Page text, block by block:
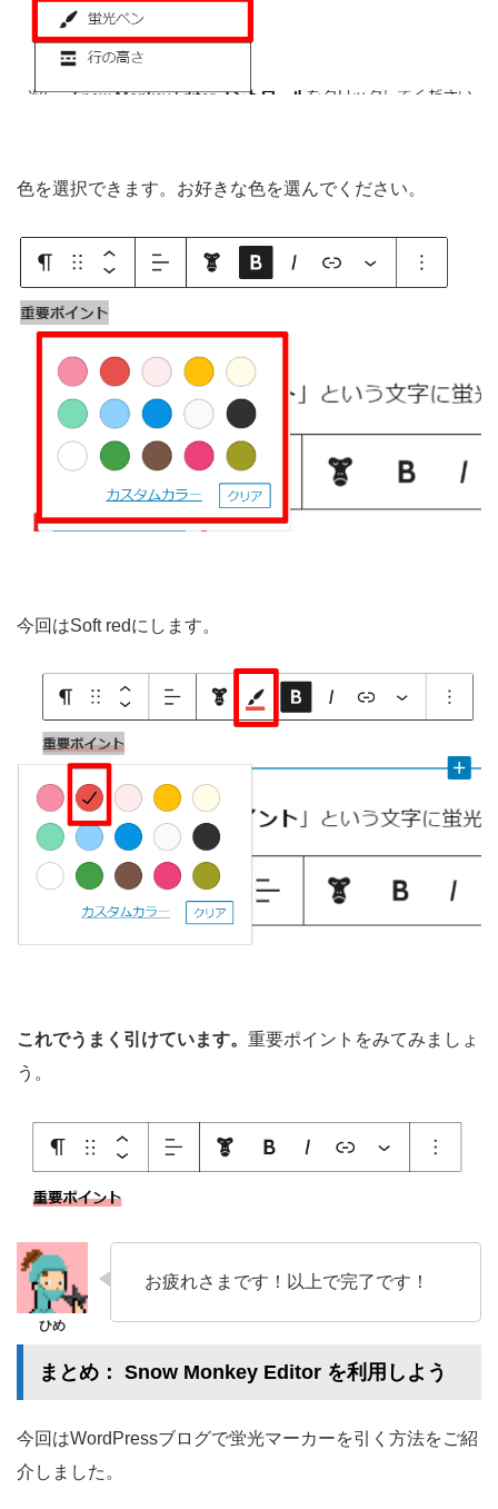
色を選択できます。お好きな色を選んでください。
今回はSoft redにします。
これでうまく引けています。 重要ポイントをみてみましょ
う。
お疲れさまです！以上で完了です！
まとめ： Snow Monkey Editor を利用しよう
今回はWordPressブログで蛍光マーカーを引く方法をご紹
介しました。